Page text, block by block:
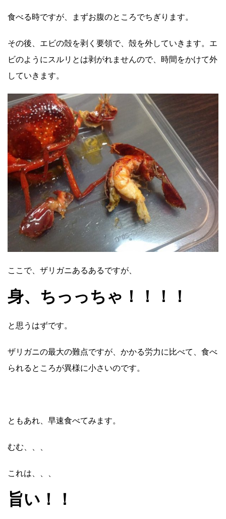
食べる時ですが、まずお腹のところでちぎります。
その後、エビの殻を剥く要領で、殻を外していきます。エ
ビのようにスルリとは剥がれませんので、時間をかけて外
していきます。
ここで、ザリガニあるあるですが、
身、ちっっちゃ！！！！
と思うはずです。
ザリガニの最大の難点ですが、かかる労力に比べて、食べ
られるところが異様に小さいのです。
ともあれ、早速食べてみます。
むむ、、、
これは、、、
旨い！！